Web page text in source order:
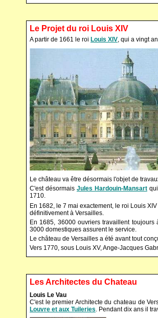
Le Projet du roi Louis XIV
A partir de 1661 le roi Louis XIV, qui a vingt
Le château va être désormais l'objet de
C'est désormais Jules Hardouin-Mansartqui
1710.
En 1682, le 7 mai exactement, le roi Louis
définitivement à Versailles.
En 1685, 36000 ouvriers travaillent
3000 domestiques assurent le service.
Le château de Versailles a été avant tout
Vers 1770, sous Louis XV, Ange-Jacques
Les Architectes du Chateau
Louis Le Vau
C'est le premier Architecte du chateau de
Louvre et aux Tuileries. Pendant dix ans il